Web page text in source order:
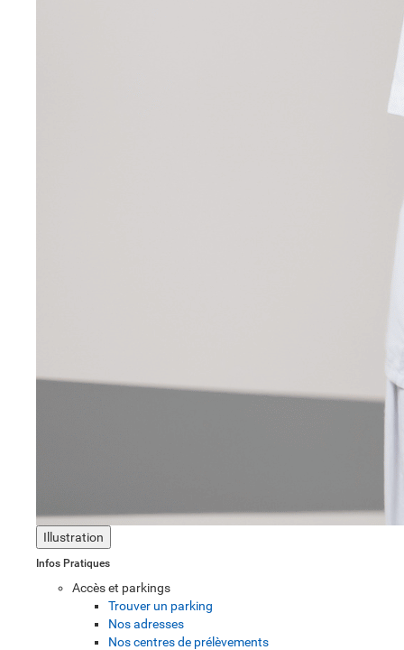
Illustration
Infos Pratiques
Accès et parkings
Trouver un parking
Nos adresses
Nos centres de prélèvements